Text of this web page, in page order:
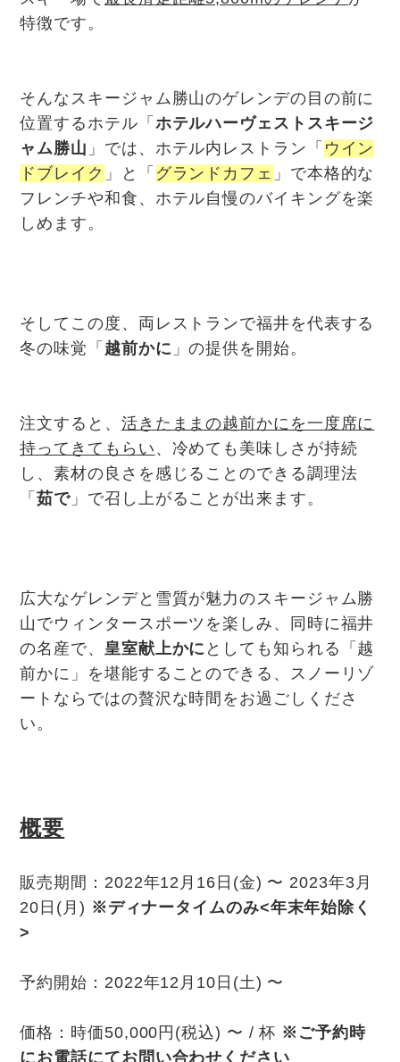
特徴です。
そんなスキージャム勝山のゲレンデの目の前に
位置するホテル「 ホテルハーヴェストスキージ
ャム勝山 」では、ホテル内レストラン「 ウイン
ドブレイク 」と「 グランドカフェ 」で本格的な
フレンチや和食、ホテル自慢のバイキングを楽
しめます。
そしてこの度、両レストランで福井を代表する
冬の味覚「 越前かに 」の提供を開始。
注文すると、 活きたままの越前かにを一度席に
持ってきてもらい 、冷めても美味しさが持続
し、素材の良さを感じることのできる調理法
「茹で 」で召し上がることが出来ます。
広大なゲレンデと雪質が魅力のスキージャム勝
山でウィンタースポーツを楽しみ、同時に福井
の名産で、 皇室献上かに としても知られる「越
前かに」を堪能することのできる、スノーリゾ
ートならではの贅沢な時間をお過ごしくださ
い。
概要
販売期間：2022年12月16日(金) 〜 2023年3月
20日(月) ※ディナータイムのみ<年末年始除く
>
予約開始：2022年12月10日(土) 〜
価格：時価50,000円(税込) 〜 / 杯 ※ご予約時
にお電話にてお問い合わせください